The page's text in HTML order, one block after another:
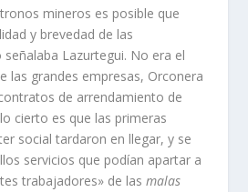
mineros es posible que
y brevedad de las
Lazurtegui. No era el
las grandes empresas, Orconera
de arrendamiento de
cierto es que las pri­meras
social tardaron en llegar, y se
servicios que podí­an apartar a
trabajadores» de lasmalas